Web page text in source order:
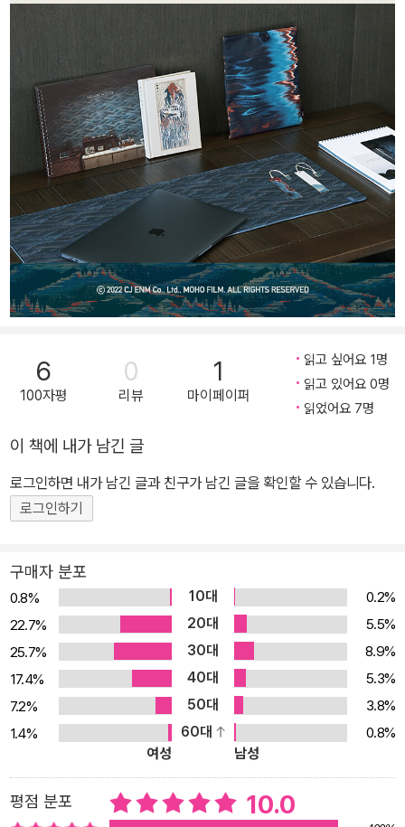
6
100자평
0
리뷰
1
마이페이퍼
읽고 싶어요 1명
읽고 있어요 0명
읽었어요 7명
이 책에 내가 남긴 글
로그인하면 내가 남긴 글과 친구가 남긴 글을 확인할 수 있습니다.
로그인하기
구매자 분포
0.8% 10대
0.2%
22.7%
20대
5.5%
25.7%
30대
8.9%
17.4%
40대
5.3%
7.2%
50대
3.8%
1.4%
60대
0.8%
여성
남성
평점 분포 10.0